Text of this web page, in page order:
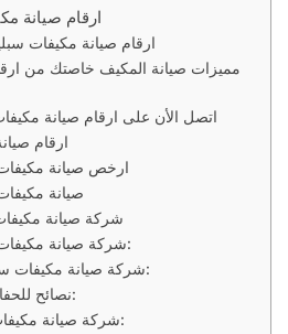
ارقام صيانة
ارقام صيانة مكيفات
مميزات صيانة المكيف خاصتك من
اتصل الأن على ارقام صيانة
ارخص صيانة
صيانة
شركة صيانة
شركة صيانة مكيفات ال جي بالرياض:
شركة صيانة مكيفات سامسونج بالرياض:
نصائح للحفاظ على التكييف:
شركة صيانة مكيفات ماندو بالرياض: